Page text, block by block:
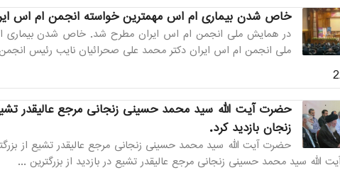
خاص شدن بیماری ام اس مهمترین خواسته انجمن ام اس
در همایش ملی انجمن ام اس ایران مطرح شد. خاص شدن بیماری
ملی انجمن ام اس ایران دکتر محمد علی صحرائیان نایب رئیس
حضرت آیت الله سید محمد حسینی زنجانی مرجع عالیقدر
زنجان بازدید کرد.
حضرت آیت الله سید محمد حسینی زنجانی مرجع عالیقدر تشیع از
الله سید محمد حسینی زنجانی مرجع عالیقدر تشیع در بازدید از بزرگترین ...